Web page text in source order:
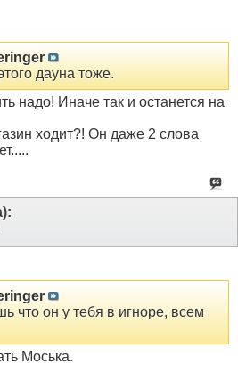
дауна тоже.
надо! Иначе так и останется на
ходит?! Он даже 2 слова
что он у тебя в игноре, всем
Моська.